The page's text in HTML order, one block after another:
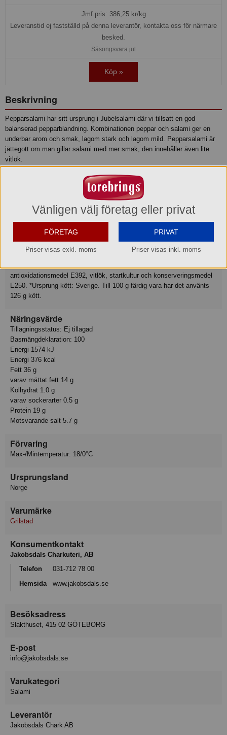
Jmf.pris: 386,25kr/kg
Leveranstid ej fastställd på denna leverantör, kontakta oss för närmare
besked.
Säsongsvara jul
Köp »
Beskrivning
Pepparsalami har sitt ursprung i Jubelsalami där vi tillsatt en god
balanserad pepparblandning. Kombinationen peppar och salami ger en
underbar arom och smak, lagom stark och lagom mild. Pepparsalami är
jättegott om man gillar salami med mer smak, den innehåller även lite
vitlök.
Produktinformation
Relaterade sökord
Plockmat Frukost Snacks
Ingredienser
antioxidationsmedel E392, vitlök, startkultur och konserveringsmedel
E250. *Ursprung kött: Sverige. Till 100 g färdig vara har det använts
126 g kött.
Näringsvärde
Tillagningsstatus: Ej tillagad
Basmängdeklaration: 100
Energi 1574 kJ
Energi 376 kcal
Fett 36 g
varav mättat fett 14 g
Kolhydrat 1.0 g
varav sockerarter 0.5 g
Protein 19 g
Motsvarande salt 5.7 g
Förvaring
Max-/Mintemperatur: 18/0°C
Ursprungsland
Norge
Varumärke
Grilstad
Konsumentkontakt
Jakobsdals Charkuteri, AB
Telefon
031-712 78 00
Hemsida
www.jakobsdals.se
Besöksadress
Slakthuset, 415 02 GÖTEBORG
E-post
info@jakobsdals.se
Varukategori
Salami
Leverantör
Jakobsdals Chark AB
Vänligen välj företag eller privat
FÖRETAG
Priser visas exkl. moms
PRIVAT
Priser visas inkl. moms